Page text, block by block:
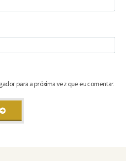
para a próxima vez que eu comentar.